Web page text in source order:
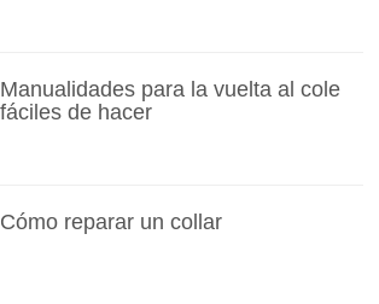
Manualidades para la vuelta al cole
fáciles de hacer
Cómo reparar un collar